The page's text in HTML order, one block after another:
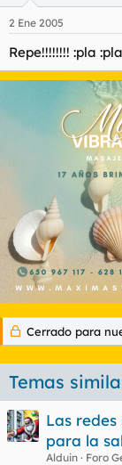
2 Ene 2005
Repe!!!!!!!! :pla
Cerrado para
Temas
Las
para la
Alduin
Foro